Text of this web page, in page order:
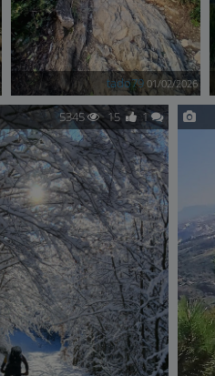
tado79 01/02/2026
5345 15 1